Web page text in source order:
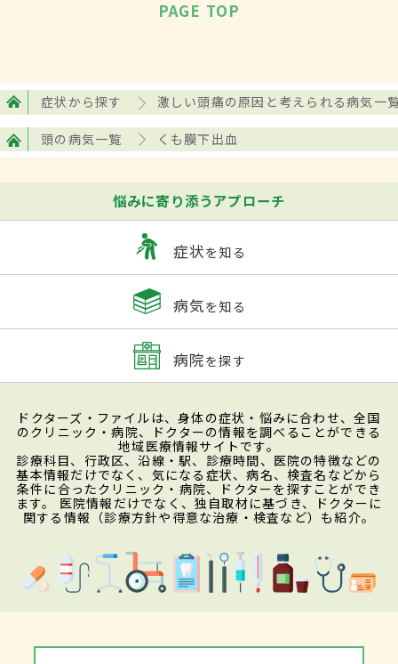
患者の意識の状態や症状からくも膜下出血
が疑われた場合は、まず早急に頭部CT検査
や頭部MRI検査を実施し、頭蓋骨の内側・脳
する。それらの検査でわからない場合は、
腰からの注射で脳脊髄液を採取して血液の
混入があるかを確かめる腰椎穿刺（ようつ
いせんし）を行う。くも膜下出血と確定し
た段階で、強い意識障害や大量の出血、ま
ひなどがない場合には、原因や
の位置、数、大きさ等を調べるため、カ
その後、速やかに再破裂予防のための手術
へ移る。
治療
まずは生命維持のために血圧のコントロー
PAGE TOP
症状から探す 激しい頭痛の原因と考えられる病気一
頭の病気一覧 くも膜下出血
悩みに寄り添うアプローチ
症状を知る
病気を知る
病院を探す
ドクターズ・ファイルは、身体の症状・悩みに合わせ、全国
のクリニック・病院、ドクターの情報を調べることができる
地域医療情報サイトです。
診療科目、行政区、沿線・駅、診療時間、医院の特徴などの
基本情報だけでなく、気になる症状、病名、検査名などから
条件に合ったクリニック・病院、ドクターを探すことができ
ます。 医院情報だけでなく、独自取材に基づき、ドクターに
関する情報（診療方針や得意な治療・検査など）も紹介。